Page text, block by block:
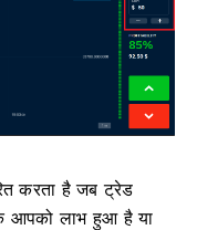
करता है जब ट्रेड
आपको लाभ हुआ है या